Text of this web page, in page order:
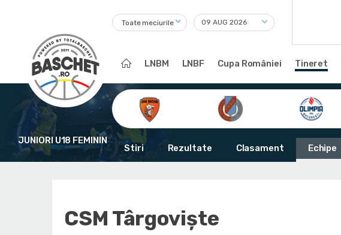
Toate meciurile
LNBM LNBF Cupa României Tineret
JUNIORI U18 FEMININ
Stiri Rezultate Clasament Echipe
CSM Târgoviște